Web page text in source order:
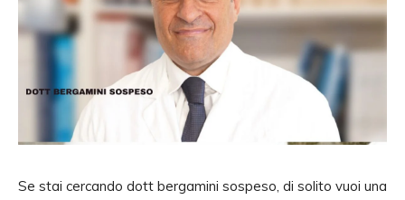
Se stai cercando dott bergamini sospeso, di solito vuoi una